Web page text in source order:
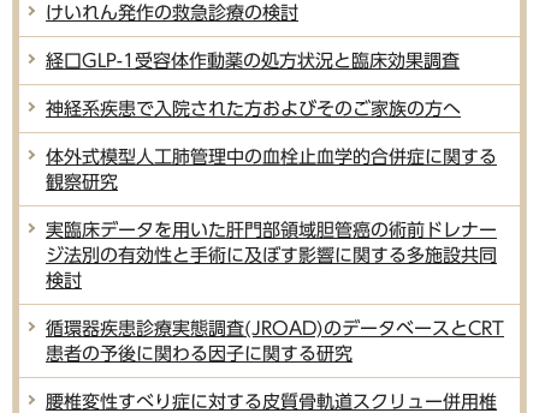
けいれん発作の救急診療の検討
経口GLP-1受容体作動薬の処方状況と臨床効果調査
神経系疾患で入院された方およびそのご家族の方へ
体外式模型人工肺管理中の血栓止血学的合併症に関する
観察研究
実臨床データを用いた肝門部領域胆管癌の術前ドレナー
ジ法別の有効性と手術に及ぼす影響に関する多施設共同
検討
循環器疾患診療実態調査(JROAD)のデータベースとCRT
患者の予後に関わる因子に関する研究
腰椎変性すべり症に対する皮質骨軌道スクリュー併用椎